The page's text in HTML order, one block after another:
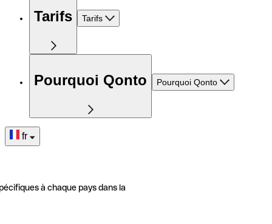
Tarifs Tarifs
Pourquoi Qonto Pourquoi Qonto
fr
à chaque pays dans la